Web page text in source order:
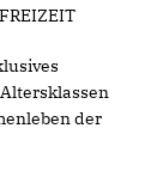
der